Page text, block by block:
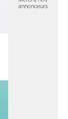
annonceurs